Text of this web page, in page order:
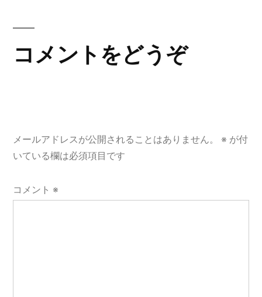
ビ
ゲ
ン
コメントをどうぞ
メールアドレスが公開されることはありません。 ※ が付
いている欄は必須項目です
コメント ※